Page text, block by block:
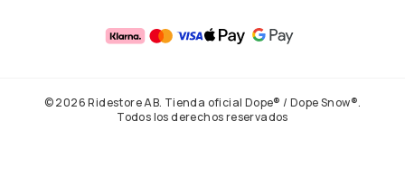
© 2026 Ridestore AB. Tienda oficial Dope® / Dope Snow®.
Todos los derechos reservados